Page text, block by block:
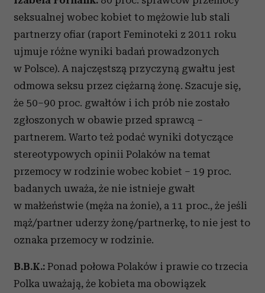
seksualnej wobec kobiet to mężowie lub stali
partnerzy ofiar (raport Feminoteki z 2011 roku
ujmuje różne wyniki badań prowadzonych
w Polsce). A najczęstszą przyczyną gwałtu jest
odmowa seksu przez ciężarną żonę. Szacuje się,
że 50–90 proc. gwałtów i ich prób nie zostało
zgłoszonych w obawie przed sprawcą –
partnerem. Warto też podać wyniki dotyczące
stereotypowych opinii Polaków na temat
przemocy w rodzinie wobec kobiet – 19 proc.
badanych uważa, że nie istnieje gwałt
w małżeństwie (męża na żonie), a 11 proc., że jeśli
mąż/partner uderzy żonę/partnerkę, to nie jest to
oznaka przemocy w rodzinie.
B.B.K.: Ponad połowa Polaków i prawie co trzecia
Polka uważają, że kobieta ma obowiązek